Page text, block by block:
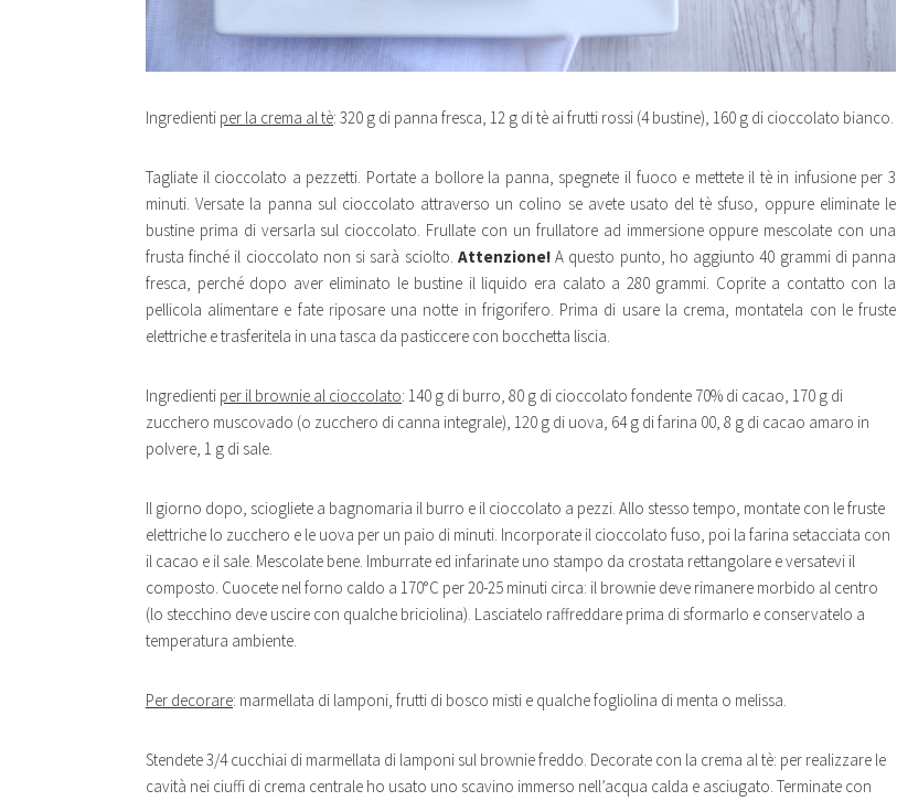
Ingredienti per la crema al tè: 320 g di panna fresca, 12 g di tè ai frutti rossi (4 bustine), 160 g di cioccolato bianco.
Tagliate il cioccolato a pezzetti. Portate a bollore la panna, spegnete il fuoco e mettete il tè in infusione per 3
minuti. Versate la panna sul cioccolato attraverso un colino se avete usato del tè sfuso, oppure eliminate le
bustine prima di versarla sul cioccolato. Frullate con un frullatore ad immersione oppure mescolate con una
frusta finché il cioccolato non si sarà sciolto. Attenzione!A questo punto, ho aggiunto 40 grammi di panna
fresca, perché dopo aver eliminato le bustine il liquido era calato a 280 grammi. Coprite a contatto con la
pellicola alimentare e fate riposare una notte in frigorifero. Prima di usare la crema, montatela con le fruste
elettriche e trasferitela in una tasca da pasticcere con bocchetta liscia.
Ingredienti per il brownie al cioccolato: 140 g di burro, 80 g di cioccolato fondente 70% di cacao, 170 g di
zucchero muscovado (o zucchero di canna integrale), 120 g di uova, 64 g di farina 00, 8 g di cacao amaro in
polvere, 1 g di sale.
Il giorno dopo, sciogliete a bagnomaria il burro e il cioccolato a pezzi. Allo stesso tempo, montate con le fruste
elettriche lo zucchero e le uova per un paio di minuti. Incorporate il cioccolato fuso, poi la farina setacciata con
il cacao e il sale. Mescolate bene. Imburrate ed infarinate uno stampo da crostata rettangolare e versatevi il
composto. Cuocete nel forno caldo a 170°C per 20-25 minuti circa: il brownie deve rimanere morbido al centro
(lo stecchino deve uscire con qualche briciolina). Lasciatelo raffreddare prima di sformarlo e conservatelo a
temperatura ambiente.
Per decorare: marmellata di lamponi, frutti di bosco misti e qualche fogliolina di menta o melissa.
Stendete 3/4 cucchiai di marmellata di lamponi sul brownie freddo. Decorate con la crema al tè: per realizzare le
cavità nei ciuffi di crema centrale ho usato uno scavino immerso nell’acqua calda e asciugato. Terminate con